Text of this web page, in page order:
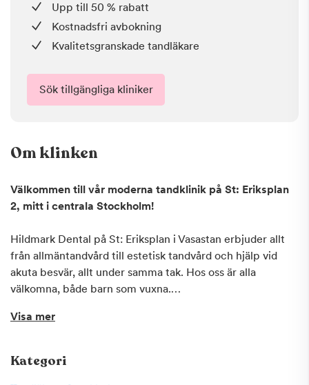
Upp till 50 % rabatt
Kostnadsfri avbokning
Kvalitetsgranskade tandläkare
Sök tillgängliga kliniker
Om klinken
Välkommen till vår moderna tandklinik på St: Eriksplan
2, mitt i centrala Stockholm!
Hildmark Dental på St: Eriksplan i Vasastan erbjuder allt
från allmäntandvård till estetisk tandvård och hjälp vid
akuta besvär, allt under samma tak. Hos oss är alla
välkomna, både barn som vuxna.
Vad vi erbjuder
tandreglering och, tandblekning. Vi behandlar allt ifrån
missfärgade tänder till att sätta in skalfasader.
Visa mer
Kategori